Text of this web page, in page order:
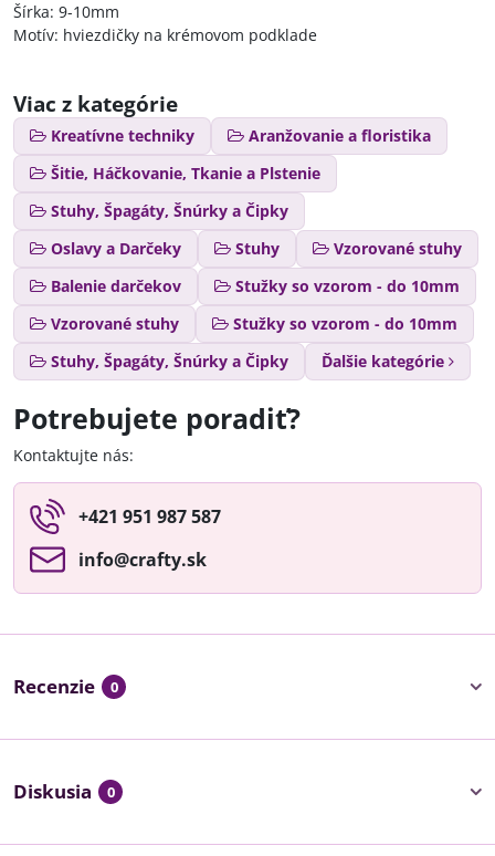
Šírka: 9-10mm
Motív: hviezdičky na krémovom podklade
Viac z kategórie
Kreatívne techniky
Aranžovanie a floristika
Šitie, Háčkovanie, Tkanie a Plstenie
Stuhy, Špagáty, Šnúrky a Čipky
Oslavy a Darčeky
Stuhy
Vzorované stuhy
Balenie darčekov
Stužky so vzorom - do 10mm
Vzorované stuhy
Stužky so vzorom - do 10mm
Stuhy, Špagáty, Šnúrky a Čipky
Ďalšie kategórie
Potrebujete poradiť?
Kontaktujte nás:
+421 951 987 587
info​@crafty​.sk
Recenzie 0
Diskusia 0